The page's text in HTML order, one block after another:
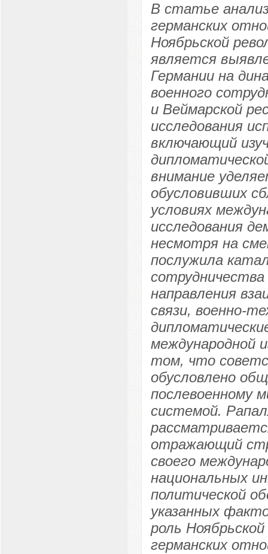
В статье
германских
Ноябрьской
является
Германии на
военного
и Веймарской
исследования
включающий
внимание
обусловивших
условиях
исследования
несмотря на
послужила
направления
связи, военно-
международной
том, что
обусловлено
послевоенному
системой.
отражающий
своего
национальных
политической
указанных
роль
германских